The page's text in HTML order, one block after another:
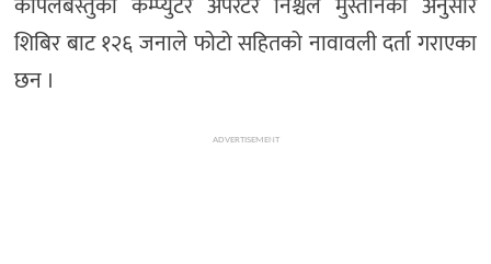
शिबिर बाट १२६ जनाले फोटो सहितको नावावली दर्ता गराएका
छन ।
ADVERTISEMENT